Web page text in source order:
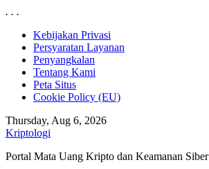
. . .
Skip
content
Kebijakan Privasi
Persyaratan Layanan
Penyangkalan
Tentang Kami
Peta Situs
Cookie Policy (EU)
Thursday, Aug 6, 2026
Kriptologi
Portal Mata Uang Kripto dan Keamanan Siber